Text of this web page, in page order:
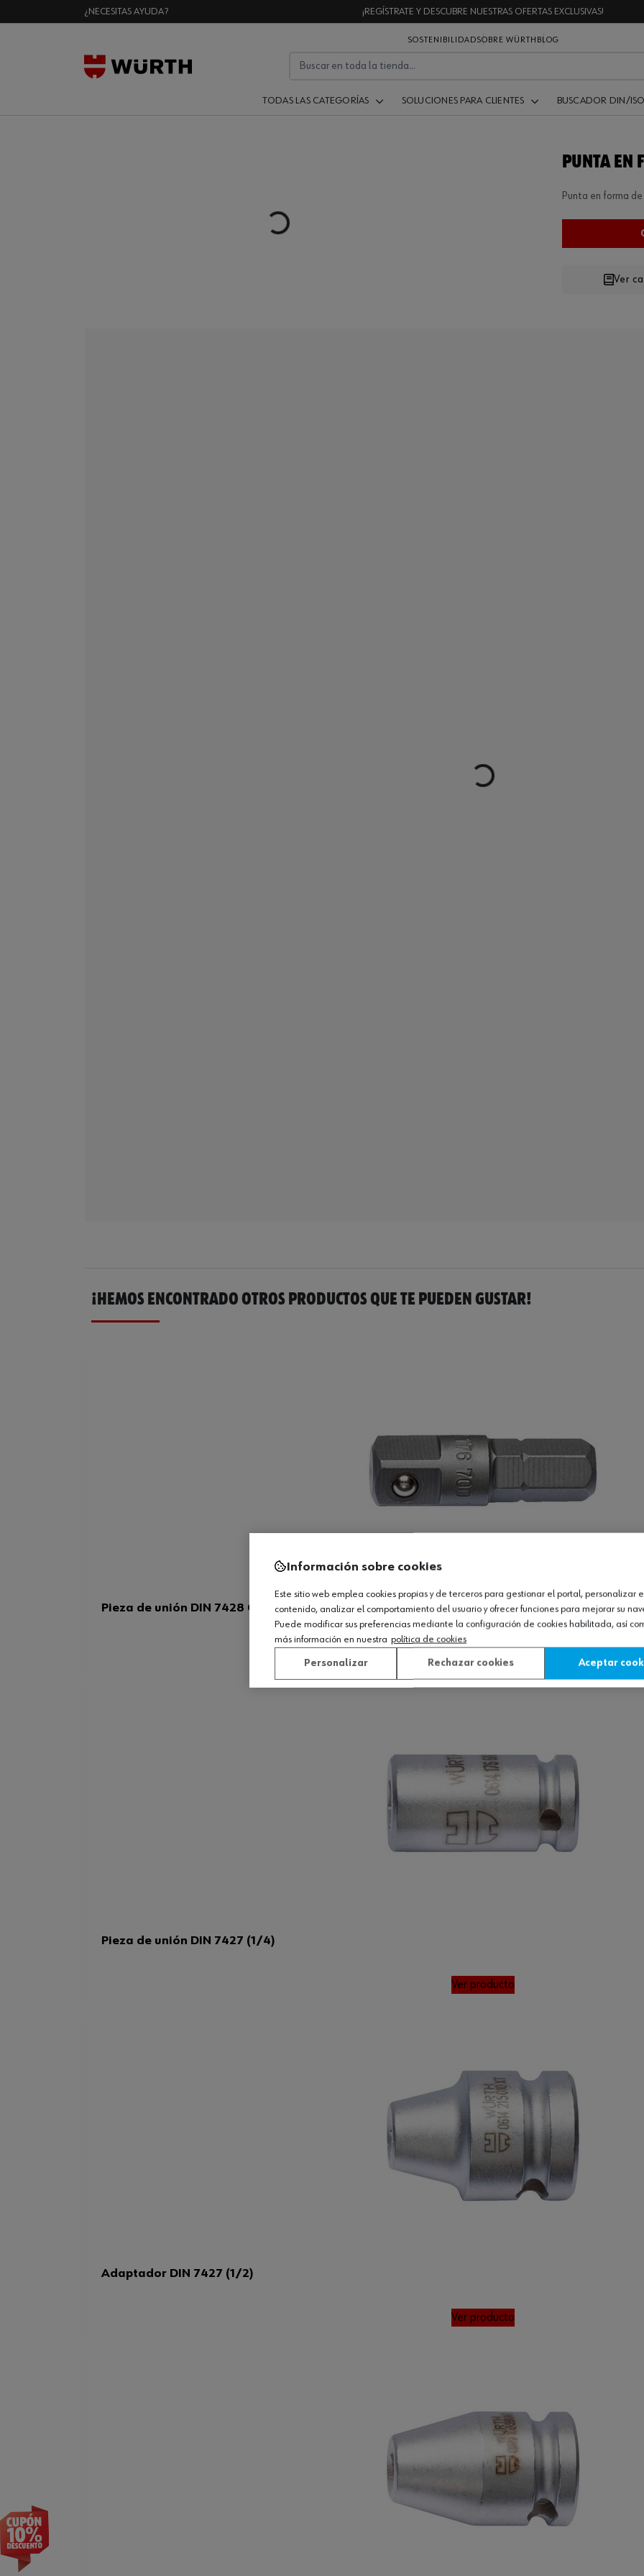
¿NECESITAS AYUDA? ¡REGÍSTRATE Y DESCUBRE NUESTRAS OFERTAS EXCLUSIVAS!
SOSTENIBILIDADSOBRE WÜRTH BLOG
TODAS LAS CATEGORÍAS SOLUCIONES PARA CLIENTES BUSCADOR DIN/ISO
Loading...
PUNTA EN
Punta en forma
Ver
¡HEMOS ENCONTRADO OTROS PRODUCTOS QUE TE PUEDEN GUSTAR!
Pieza de unión DIN 7428 C 6.3 (1/4)
Ver producto
Pieza de unión DIN 7427 (1/4)
Ver producto
Adaptador DIN 7427 (1/2)
Ver producto
Información sobre cookies
Este sitio web emplea cookies propias y de terceros para gestionar el portal, personalizar
contenido, analizar el comportamiento del usuario y ofrecer funciones para mejorar su
Puede modificar sus preferencias mediante la configuración de cookies habilitada, así
más información en nuestra política de cookies
Personalizar Rechazar cookies Aceptar